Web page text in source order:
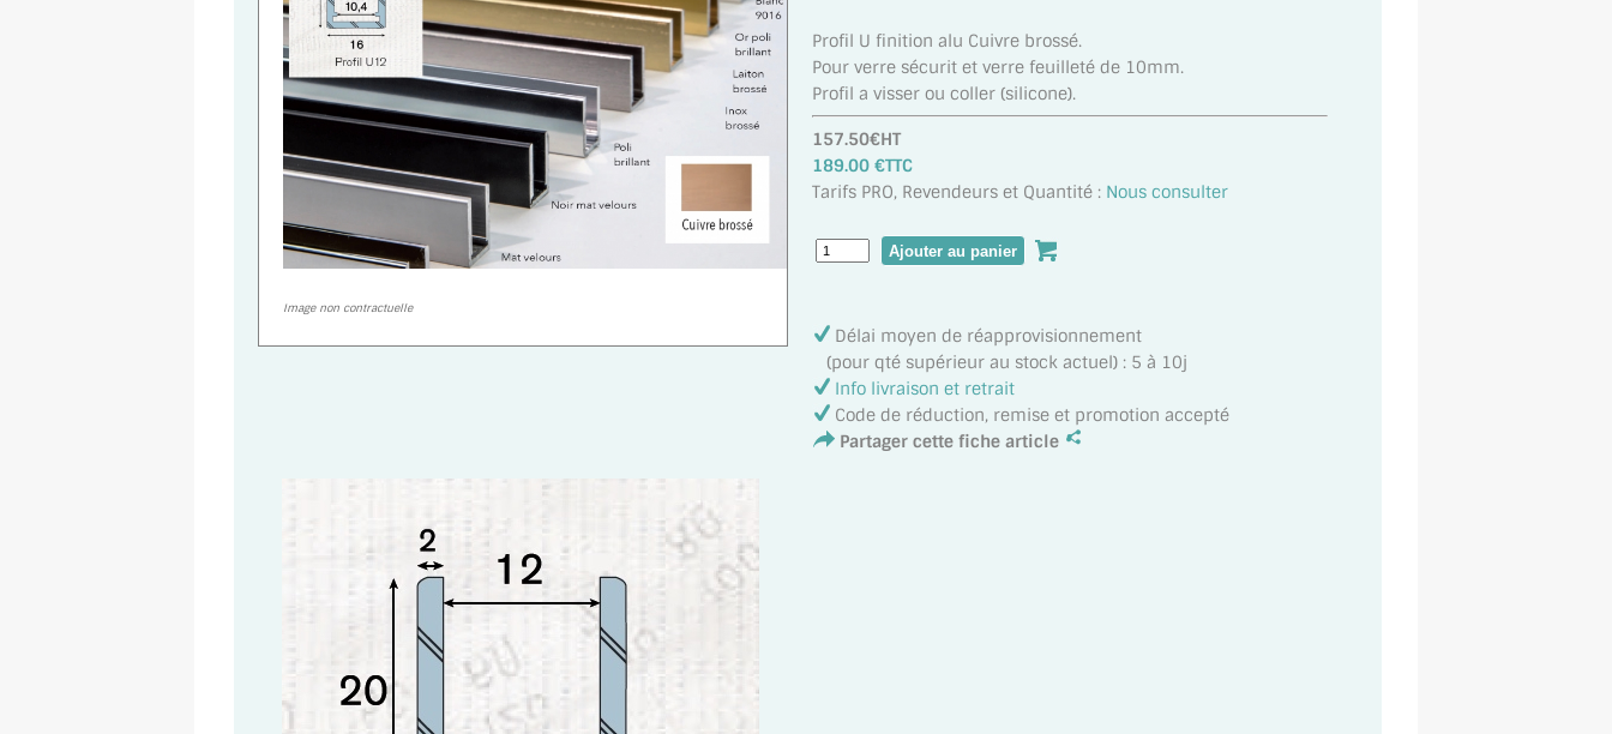
Image non contractuelle
Profil U finition alu Cuivre brossé.
Pour verre sécurit et verre feuilleté de 10mm.
Profil a visser ou coller (silicone).
157.50€HT
189.00 €TTC
Tarifs PRO, Revendeurs et Quantité : Nous consulter
Délai moyen de réapprovisionnement
(pour qté supérieur au stock actuel) : 5 à 10j
Info livraison et retrait
Code de réduction, remise et promotion accepté
Partager cette fiche article